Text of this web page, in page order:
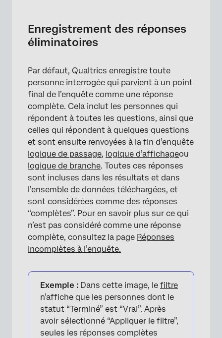
Enregistrement des réponses
éliminatoires
Par défaut, Qualtrics enregistre toute
personne interrogée qui parvient à un point
final de l’enquête comme une réponse
complète. Cela inclut les personnes qui
répondent à toutes les questions, ainsi que
celles qui répondent à quelques questions
et sont ensuite renvoyées à la fin d’enquête
logique de passage, logique d’affichageou
logique de branche. Toutes ces réponses
sont incluses dans les résultats et dans
l’ensemble de données téléchargées, et
sont considérées comme des réponses
“complètes”. Pour en savoir plus sur ce qui
n’est pas considéré comme une réponse
complète, consultez la page Réponses
incomplètes à l’enquête.
Exemple : Dans cette image, le filtre
n’affiche que les personnes dont le
statut “Terminé” est “Vrai”. Après
avoir sélectionné “Appliquer le filtre”,
seules les réponses complètes